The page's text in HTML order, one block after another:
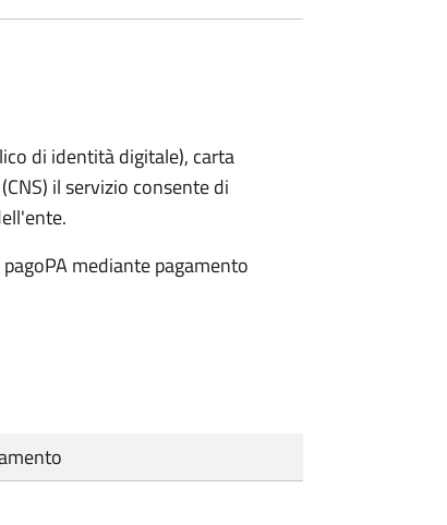
di identità digitale), carta
il servizio consente di
mediante pagamento